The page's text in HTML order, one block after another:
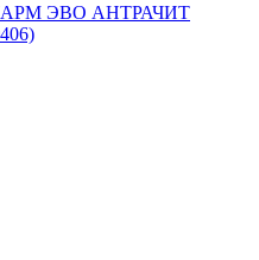
ШАРМ ЭВО АНТРАЧИТ